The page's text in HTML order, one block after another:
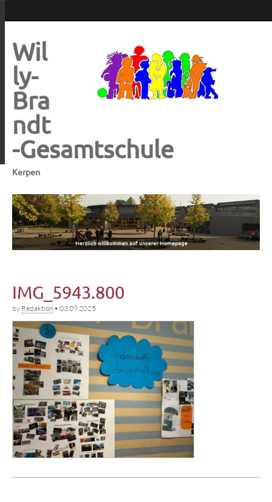
Wil
ly-
Bra
ndt
-Gesamtschule
Kerpen
IMG_5943.800
by Redaktion • 03.09.2025